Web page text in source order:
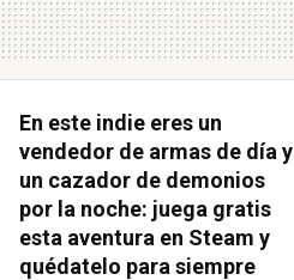
En este indie eres un
vendedor de armas de día y
un cazador de demonios
por la noche: juega gratis
esta aventura en Steam y
quédatelo para siempre